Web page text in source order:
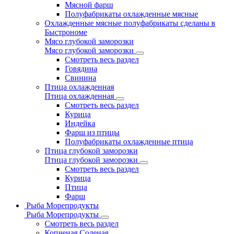
Мясной фарш
Полуфабрикаты охлажденные мясные
Охлажденные мясные полуфабрикаты сделаны в
Быстрономе
Мясо глубокой заморозки
Мясо глубокой заморозки
Смотреть весь раздел
Говядина
Свинина
Птица охлажденная
Птица охлажденная
Смотреть весь раздел
Курица
Индейка
Фарш из птицы
Полуфабрикаты охлажденные птица
Птица глубокой заморозки
Птица глубокой заморозки
Смотреть весь раздел
Курица
Птица
Фарш
Рыба Морепродукты
Рыба Морепродукты
Смотреть весь раздел